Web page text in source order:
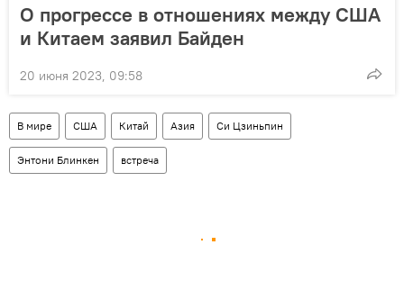
О прогрессе в отношениях между США
и Китаем заявил Байден
20 июня 2023, 09:58
В мире США Китай Азия Си Цзиньпин
Энтони Блинкен встреча